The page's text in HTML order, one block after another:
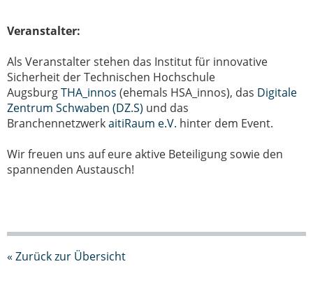
Veranstalter:
Als Veranstalter stehen das Institut für innovative
Sicherheit der Technischen Hochschule
AugsburgTHA_innos (ehemals HSA_innos), das Digitale
Zentrum Schwaben (DZ.S) und das
BranchennetzwerkaitiRaum e.V. hinter dem Event.
Wir freuen uns auf eure aktive Beteiligung sowie den
spannenden Austausch!
« Zurück zur Übersicht